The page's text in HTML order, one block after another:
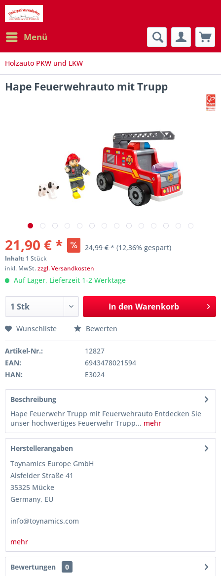
Menü
Holzauto PKW und LKW
Hape Feuerwehrauto mit Trupp
21,90 € * 24,99 € * (12,36% gespart)
Inhalt: 1 Stück
inkl. MwSt.zzgl. Versandkosten
Auf Lager, Lieferzeit 1-2 Werktage
In den Warenkorb
Wunschliste Bewerten
Artikel-Nr.:
12827
EAN:
6943478021594
HAN:
E3024
Beschreibung
Hape Feuerwehr Trupp mit Feuerwehrauto Entdecken Sie
unser hochwertiges Feuerwehr Trupp... mehr
Herstellerangaben
Toynamics Europe GmbH
Alsfelder Straße 41
35325 Mücke
Germany, EU
info@toynamics.com
mehr
Bewertungen
0